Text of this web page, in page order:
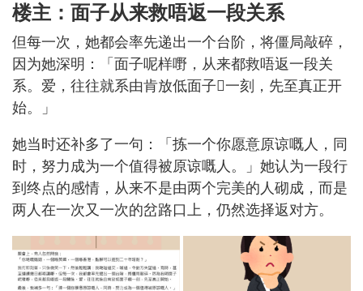
楼主：面子从来救唔返一段关系
但每一次，她都会率先递出一个台阶，将僵局敲碎，
因为她深明：「面子呢样嘢，从来都救唔返一段关
系。爱，往往就系由肯放低面子𠮶一刻，先至真正开
始。」
她当时还补多了一句：「拣一个你愿意原谅嘅人，同
时，努力成为一个值得被原谅嘅人。」她认为一段行
到终点的感情，从来不是由两个完美的人砌成，而是
两人在一次又一次的岔路口上，仍然选择返对方。